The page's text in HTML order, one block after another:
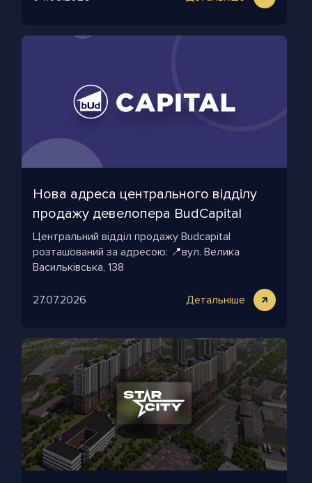
Нова адреса центрального відділу
продажу девелопера BudСapital
Центральний відділ продажу Budcapital
розташований за адресою: 📍вул. Велика
Васильківська, 138
27.07.2026 Детальніше